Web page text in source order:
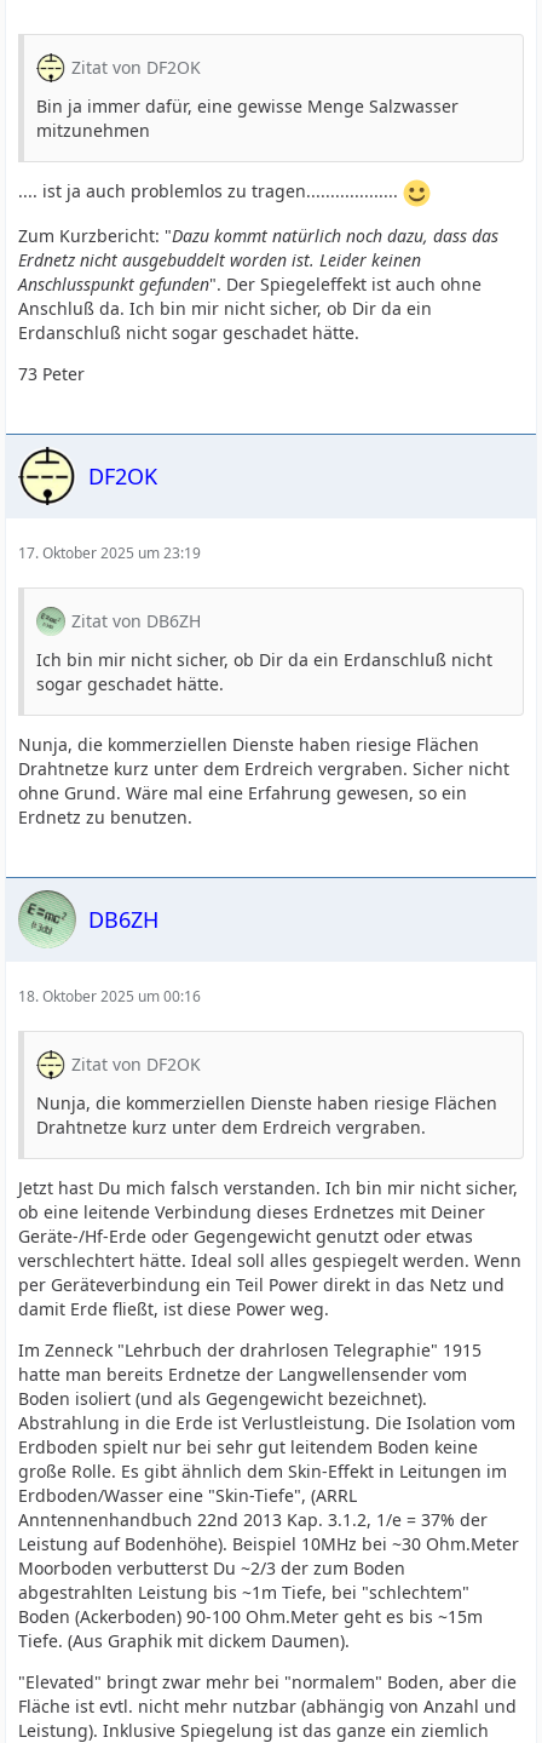
Zitat von DF2OK
Bin ja immer dafür, eine gewisse Menge Salzwasser
mitzunehmen
.... ist ja auch problemlos zu tragen...................
Zum Kurzbericht: "Dazu kommt natürlich noch dazu, dass das
Erdnetz nicht ausgebuddelt worden ist. Leider keinen
Anschlusspunkt gefunden". Der Spiegeleffekt ist auch ohne
Anschluß da. Ich bin mir nicht sicher, ob Dir da ein
Erdanschluß nicht sogar geschadet hätte.
73 Peter
DF2OK
17. Oktober 2025 um 23:19
Zitat von DB6ZH
Ich bin mir nicht sicher, ob Dir da ein Erdanschluß nicht
sogar geschadet hätte.
Nunja, die kommerziellen Dienste haben riesige Flächen
Drahtnetze kurz unter dem Erdreich vergraben. Sicher nicht
ohne Grund. Wäre mal eine Erfahrung gewesen, so ein
Erdnetz zu benutzen.
DB6ZH
18. Oktober 2025 um 00:16
Zitat von DF2OK
Nunja, die kommerziellen Dienste haben riesige Flächen
Drahtnetze kurz unter dem Erdreich vergraben.
Jetzt hast Du mich falsch verstanden. Ich bin mir nicht sicher,
ob eine leitende Verbindung dieses Erdnetzes mit Deiner
Geräte-/Hf-Erde oder Gegengewicht genutzt oder etwas
verschlechtert hätte. Ideal soll alles gespiegelt werden. Wenn
per Geräteverbindung ein Teil Power direkt in das Netz und
damit Erde fließt, ist diese Power weg.
Im Zenneck "Lehrbuch der drahrlosen Telegraphie" 1915
hatte man bereits Erdnetze der Langwellensender vom
Boden isoliert (und als Gegengewicht bezeichnet).
Abstrahlung in die Erde ist Verlustleistung. Die Isolation vom
Erdboden spielt nur bei sehr gut leitendem Boden keine
große Rolle. Es gibt ähnlich dem Skin-Effekt in Leitungen im
Erdboden/Wasser eine "Skin-Tiefe", (ARRL
Anntennenhandbuch 22nd 2013 Kap. 3.1.2, 1/e = 37% der
Leistung auf Bodenhöhe). Beispiel 10MHz bei ~30 Ohm.Meter
Moorboden verbutterst Du ~2/3 der zum Boden
abgestrahlten Leistung bis ~1m Tiefe, bei "schlechtem"
Boden (Ackerboden) 90-100 Ohm.Meter geht es bis ~15m
Tiefe. (Aus Graphik mit dickem Daumen).
"Elevated" bringt zwar mehr bei "normalem" Boden, aber die
Fläche ist evtl. nicht mehr nutzbar (abhängig von Anzahl und
Leistung). Inklusive Spiegelung ist das ganze ein ziemlich